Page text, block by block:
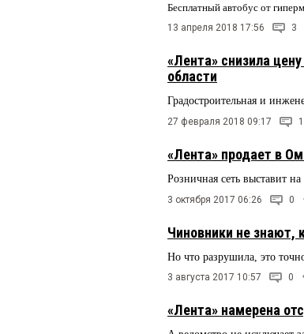
Бесплатный автобус от
13 апреля 2018 17:56 3
«Лента» снизила
области
Градостроительная и
27 февраля 2018 09:17 1
«Лента» продает в
Розничная сеть выставит
3 октября 2017 06:26 0
Чиновники не знают,
Но что разрушила, это
3 августа 2017 10:57 0
«Лента» намерена